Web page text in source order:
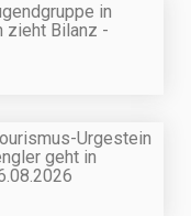
in
zieht Bilanz -
Urgestein
geht in